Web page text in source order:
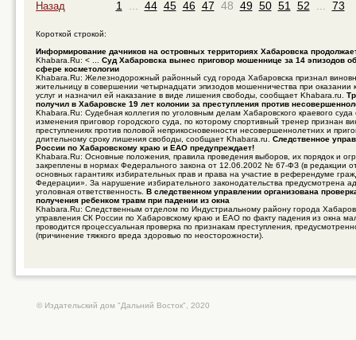
Назад 1 44 45 46 47 48 49 50 51 52 73
Короткой строкой:
Информирование дачников на островных территориях Хабаровска
Khabara.Ru: < ... Суд Хабаровска вынес приговор мошеннице за 14 эпизодов
сфере косметологии
Khabara.Ru: Железнодорожный районный суд города Хабаровска признал
жительницу в совершении четырнадцати эпизодов мошенничества при оказании
услуг и назначил ей наказание в виде лишения свободы, сообщает Khabara.ru.
получил в Хабаровске 19 лет колонии за преступления против
Khabara.Ru: Судебная коллегия по уголовным делам Хабаровского краевого суда
изменения приговор городского суда, по которому спортивный тренер признан
преступлениях против половой неприкосновенности несовершеннолетних и
длительному сроку лишения свободы, сообщает Khabara.ru. Следственное
России по Хабаровскому краю и ЕАО предупреждает!
Khabara.Ru: Основные положения, правила проведения выборов, их порядок и
закреплены в нормах Федерального закона от 12.06.2002 № 67-ФЗ (в редакции
основных гарантиях избирательных прав и права на участие в референдуме
Федерации». За нарушение избирательного законодательства предусмотрена
уголовная ответственность. В следственном управлении организована
получения ребенком травм при падении из окна
Khabara.Ru: Следственным отделом по Индустриальному району города
управления СК России по Хабаровскому краю и ЕАО по факту падения из окна
проводится процессуальная проверка по признакам преступления,
(причинение тяжкого вреда здоровью по неосторожности).
© Издательский дом "Дальний Восток", 2020